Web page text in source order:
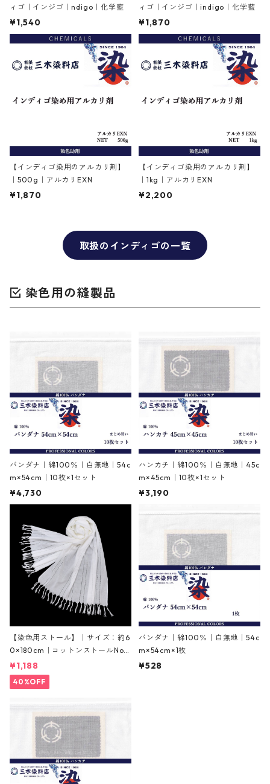
ィゴ｜インジゴ｜ndigo｜化学藍
¥1,540
ィゴ｜インジゴ｜indigo｜化学藍
¥1,870
【インディゴ染用のアルカリ剤】
｜500g｜アルカリEXN
¥1,870
【インディゴ染用のアルカリ剤】
｜1kg｜アルカリEXN
¥2,200
取扱のインディゴの一覧
染色用の縫製品
バンダナ｜綿100％｜白無地｜54c
m×54cm｜10枚×1セット
¥4,730
ハンカチ｜綿100％｜白無地｜45c
m×45cm｜10枚×1セット
¥3,190
【染色用ストール】｜サイズ：約6
0×180cm｜コットンストールNo51
3
¥1,188
40%OFF
バンダナ｜綿100％｜白無地｜54c
m×54cm×1枚
¥528